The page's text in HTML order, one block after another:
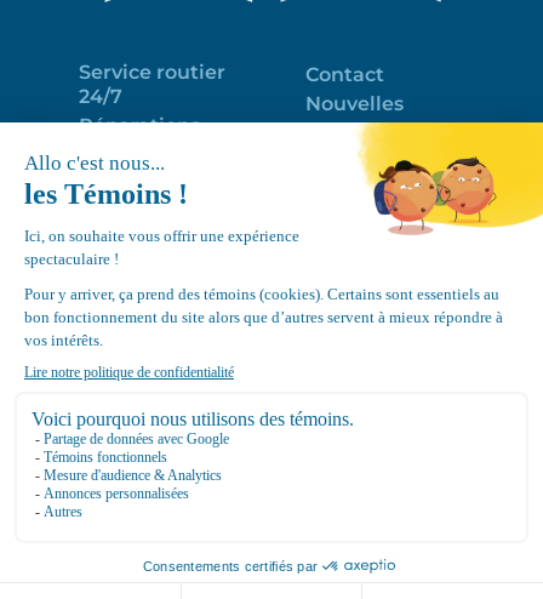
Service routier
24/7
Réparations
Programme
d’entretien
Déneigement
de toits
Équipements
Contact
Nouvelles
Portail clients
Emploi
Politique de
Google
4.7
Location Canvec © All Rights Reserved 2025.